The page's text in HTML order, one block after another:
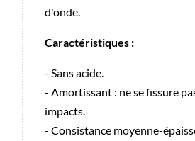
d'onde.
Caractéristiques :
- Sans acide.
- Amortissant : ne se fissure
impacts.
- Consistance moyenne-